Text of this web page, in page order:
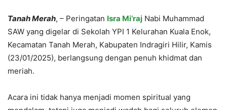
Tanah Merah, – Peringatan Isra Mi’raj Nabi Muhammad
SAW yang digelar di Sekolah YPI 1 Kelurahan Kuala Enok,
Kecamatan Tanah Merah, Kabupaten Indragiri Hilir, Kamis
(23/01/2025), berlangsung dengan penuh khidmat dan
meriah.
Acara ini tidak hanya menjadi momen spiritual yang